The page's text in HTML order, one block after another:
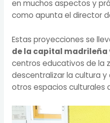
en muchos aspectos y
como apunta el director
Estas proyecciones se
de la capital madrileña
centros educativos de la
descentralizar la cultura y
otros espacios culturales